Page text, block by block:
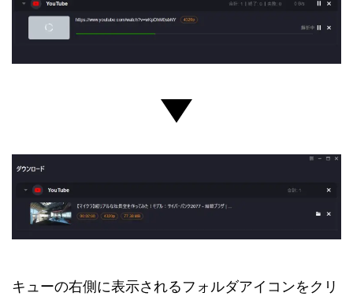
キューの右側に表示されるフォルダアイコンをクリ